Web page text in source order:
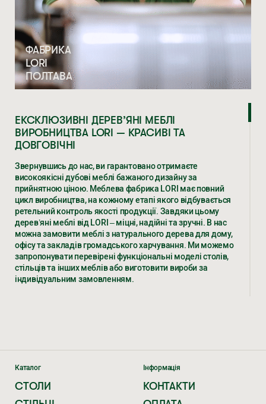
ФАБРИКА
LORI
ПОЛТАВА
ЕКСКЛЮЗИВНІ ДЕРЕВ’ЯНІ МЕБЛІ
ВИРОБНИЦТВА LORI — КРАСИВІ ТА
ДОВГОВІЧНІ
Звернувшись до нас, ви гарантовано отримаєте
високоякісні дубові меблі бажаного дизайну за
прийнятною ціною. Меблева фабрика LORI має повний
цикл виробництва, на кожному етапі якого відбувається
ретельний контроль якості продукції. Завдяки цьому
дерев’яні меблі від LORI – міцні, надійні та зручні. В нас
можна замовити меблі з натурального дерева для дому,
офісу та закладів громадського харчування. Ми можемо
запропонувати перевірені функціональні моделі столів,
стільців та інших меблів або виготовити вироби за
індивідуальним замовленням.
Уже не одне десятиліття ми виготовляємо елітні меблі з
Україні та країнах ЄС замовляють у нас.
ЕКСКЛЮЗИВНІ ДЕРЕВ’ЯНІ МЕБЛІ
Каталог
СТОЛИ
Інформація
КОНТАКТИ